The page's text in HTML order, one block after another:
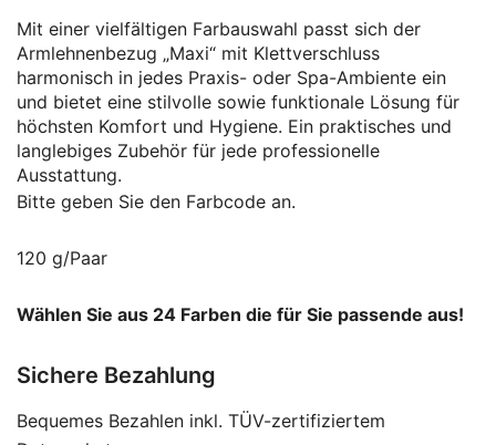
Mit einer vielfältigen Farbauswahl passt sich der
Armlehnenbezug „Maxi“ mit Klettverschluss
harmonisch in jedes Praxis- oder Spa-Ambiente ein
und bietet eine stilvolle sowie funktionale Lösung für
höchsten Komfort und Hygiene. Ein praktisches und
langlebiges Zubehör für jede professionelle
Ausstattung.
Bitte geben Sie den Farbcode an.
120 g/Paar
Wählen Sie aus 24 Farben die für Sie passende aus!
Sichere Bezahlung
Bequemes Bezahlen inkl. TÜV-zertifiziertem